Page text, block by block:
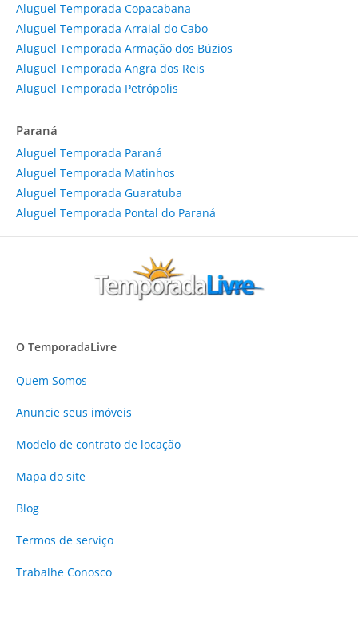
Aluguel Temporada Copacabana
Aluguel Temporada Arraial do Cabo
Aluguel Temporada Armação dos Búzios
Aluguel Temporada Angra dos Reis
Aluguel Temporada Petrópolis
Paraná
Aluguel Temporada Paraná
Aluguel Temporada Matinhos
Aluguel Temporada Guaratuba
Aluguel Temporada Pontal do Paraná
O TemporadaLivre
Quem Somos
Anuncie seus imóveis
Modelo de contrato de locação
Mapa do site
Blog
Termos de serviço
Trabalhe Conosco